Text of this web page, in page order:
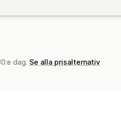
dag. Se alla prisalternativ